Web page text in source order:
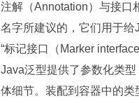
注解（Annotation）与接口
名字所建议的，它们用于
“标记接口（Marker
Java泛型提供了参数化类
体细节。装配到容器中的类